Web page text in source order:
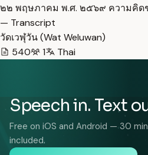
๒๒ พฤษภาคม พ.ศ. ๒๕๖๙ ความคิด
— Transcript
วัดเวฬุวัน (Wat Weluwan)
540
1 Thai
Speech in. Text
Free on iOS and Android — 30
included.